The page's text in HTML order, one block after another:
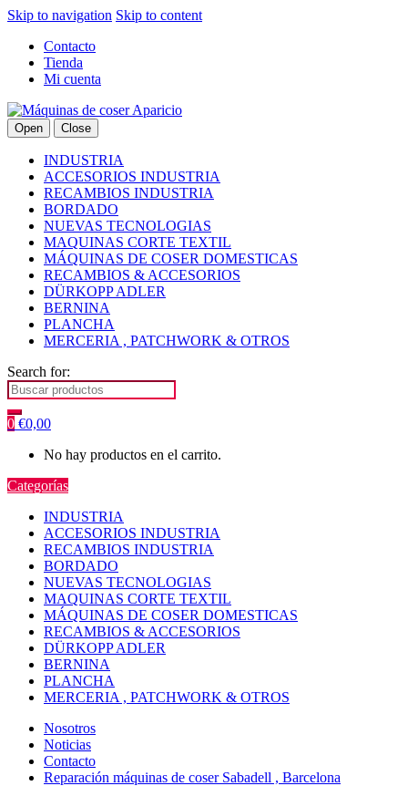
Skip to navigation Skip to content
Contacto
Tienda
Mi cuenta
Open Close
INDUSTRIA
ACCESORIOS INDUSTRIA
RECAMBIOS INDUSTRIA
BORDADO
NUEVAS TECNOLOGIAS
MAQUINAS CORTE TEXTIL
MÁQUINAS DE COSER DOMESTICAS
RECAMBIOS & ACCESORIOS
DÜRKOPP ADLER
BERNINA
PLANCHA
MERCERIA , PATCHWORK & OTROS
Search for:
0 €0,00
No hay productos en el carrito.
Categorías
INDUSTRIA
ACCESORIOS INDUSTRIA
RECAMBIOS INDUSTRIA
BORDADO
NUEVAS TECNOLOGIAS
MAQUINAS CORTE TEXTIL
MÁQUINAS DE COSER DOMESTICAS
RECAMBIOS & ACCESORIOS
DÜRKOPP ADLER
BERNINA
PLANCHA
MERCERIA , PATCHWORK & OTROS
Nosotros
Noticias
Contacto
Reparación máquinas de coser Sabadell , Barcelona